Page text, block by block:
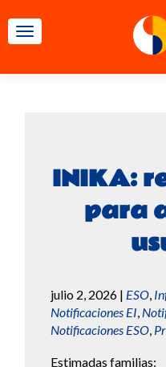
CAMBIAR NAVEGACIÓN
INIKA:
para
julio 2, 2026 | ESO,
Notificaciones EI,
Notificaciones ESO,
Estimadas familias: